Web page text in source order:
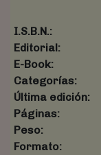
I.S.B.N.:
Editorial:
E-Book:
Categorías:
Última edición:
Páginas:
Peso:
Formato: